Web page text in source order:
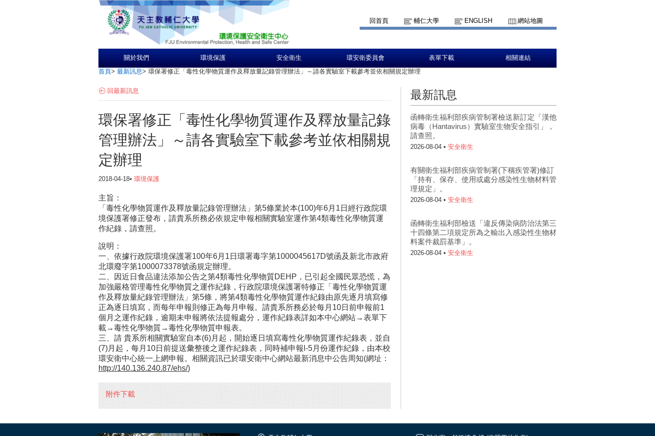
回首頁 輔仁大學 ENGLISH 網站地圖
關於我們 環境保護 安全衛生 環安衛委員會 表單下載 相關連結
首頁> 最新訊息> 環保署修正「毒性化學物質運作及釋放量記錄管理辦法」～請各實驗室下載參考並依相關規定辦理
回最新訊息
環保署修正「毒性化學物質運作及釋放量記錄
管理辦法」～請各實驗室下載參考並依相關規
定辦理
2018-04-18• 環境保護
主旨：
「毒性化學物質運作及釋放量記錄管理辦法」第5條業於本(100)年6月1日經行政院環
境保護署修正發布，請貴系所務必依規定申報相關實驗室運作第4類毒性化學物質運
作紀錄，請查照。
說明：
一、依據行政院環境保護署100年6月1日環署毒字第1000045617D號函及新北市政府
北環廢字第1000073378號函規定辦理。
二、因近日食品違法添加公告之第4類毒性化學物質DEHP，已引起全國民眾恐慌，為
加強嚴格管理毒性化學物質之運作紀錄，行政院環境保護署特修正「毒性化學物質運
作及釋放量紀錄管理辦法」第5條，將第4類毒性化學物質運作紀錄由原先逐月填寫修
正為逐日填寫，而每年申報則修正為每月申報。請貴系所務必於每月10日前申報前1
個月之運作紀錄，逾期未申報將依法提報處分，運作紀錄表詳如本中心網站→表單下
載→毒性化學物質→毒性化學物質申報表。
三、請 貴系所相關實驗室自本(6)月起，開始逐日填寫毒性化學物質運作紀錄表，並自
(7)月起，每月10日前提送彙整後之運作紀錄表，同時補申報l-5月份運作紀錄，由本校
環安衛中心統一上網申報。相關資訊已於環安衛中心網站最新消息中公告周知(網址：
http://140.136.240.87/ehs/)
附件下載
最新訊息
函轉衛生福利部疾病管制署檢送新訂定「漢他
病毒（Hantavirus）實驗室生物安全指引」，
請查照。
2026-08-04 • 安全衛生
有關衛生福利部疾病管制署(下稱疾管署)修訂
「持有、保存、使用或處分感染性生物材料管
理規定」。
2026-08-04 • 安全衛生
函轉衛生福利部檢送「違反傳染病防治法第三
十四條第二項規定所為之輸出入感染性生物材
料案件裁罰基準」。
2026-08-04 • 安全衛生